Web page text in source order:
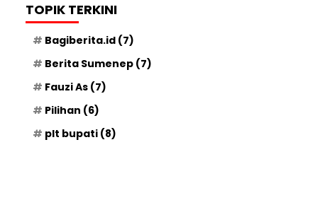
TOPIK TERKINI
Bagiberita.id (7)
Berita Sumenep (7)
Fauzi As (7)
Pilihan (6)
plt bupati (8)